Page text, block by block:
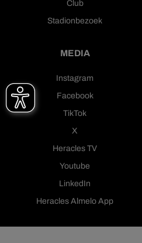
Club
Stadionbezoek
MEDIA
Instagram
Facebook
TikTok
X
Heracles TV
Youtube
LinkedIn
Heracles Almelo App